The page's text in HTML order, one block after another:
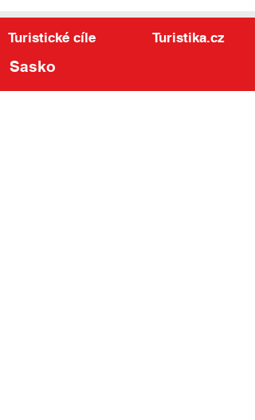
Turistické cíle Turistika.cz
Sasko